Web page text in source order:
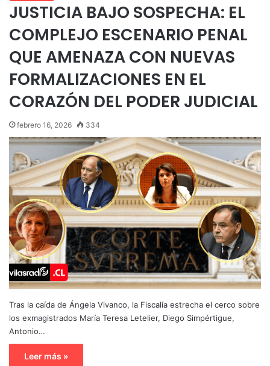
JUSTICIA BAJO SOSPECHA: EL
COMPLEJO ESCENARIO PENAL
QUE AMENAZA CON NUEVAS
FORMALIZACIONES EN EL
CORAZÓN DEL PODER JUDICIAL
febrero 16, 2026 334
Tras la caída de Ángela Vivanco, la Fiscalía estrecha el cerco sobre
los exmagistrados María Teresa Letelier, Diego Simpértigue,
Antonio…
Leer más »